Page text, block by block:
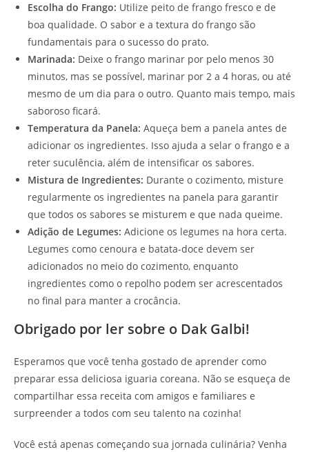
Escolha do Frango: Utilize peito de frango fresco e de
boa qualidade. O sabor e a textura do frango são
fundamentais para o sucesso do prato.
Marinada: Deixe o frango marinar por pelo menos 30
minutos, mas se possível, marinar por 2 a 4 horas, ou até
mesmo de um dia para o outro. Quanto mais tempo, mais
saboroso ficará.
Temperatura da Panela: Aqueça bem a panela antes de
adicionar os ingredientes. Isso ajuda a selar o frango e a
reter suculência, além de intensificar os sabores.
Mistura de Ingredientes: Durante o cozimento, misture
regularmente os ingredientes na panela para garantir
que todos os sabores se misturem e que nada queime.
Adição de Legumes: Adicione os legumes na hora certa.
Legumes como cenoura e batata-doce devem ser
adicionados no meio do cozimento, enquanto
ingredientes como o repolho podem ser acrescentados
no final para manter a crocância.
Obrigado por ler sobre o Dak Galbi!
Esperamos que você tenha gostado de aprender como
preparar essa deliciosa iguaria coreana. Não se esqueça de
compartilhar essa receita com amigos e familiares e
surpreender a todos com seu talento na cozinha!
Você está apenas começando sua jornada culinária? Venha